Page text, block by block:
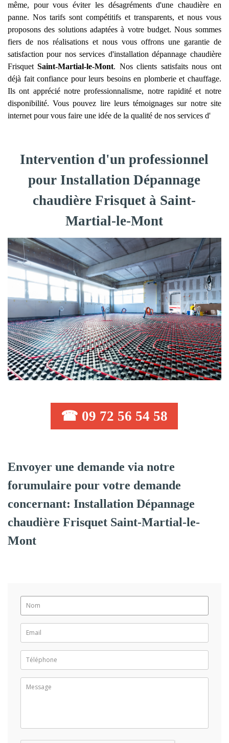
même, pour vous éviter les désagréments d'une chaudière en
panne. Nos tarifs sont compétitifs et transparents, et nous vous
proposons des solutions adaptées à votre budget. Nous sommes
fiers de nos réalisations et nous vous offrons une garantie de
satisfaction pour nos services d'installation dépannage chaudière
FrisquetSaint-Martial-le-Mont. Nos clients satisfaits nous ont
déjà fait confiance pour leurs besoins en plomberie et chauffage.
Ils ont apprécié notre professionnalisme, notre rapidité et notre
disponibilité. Vous pouvez lire leurs témoignages sur notre site
internet pour vous faire une idée de la qualité de nos services d'
Intervention d'un professionnel
pour Installation Dépannage
chaudière Frisquet à Saint-
Martial-le-Mont
☎ 09 72 56 54 58
Envoyer une demande via notre
forumulaire pour votre demande
concernant: Installation Dépannage
chaudière Frisquet Saint-Martial-le-
Mont